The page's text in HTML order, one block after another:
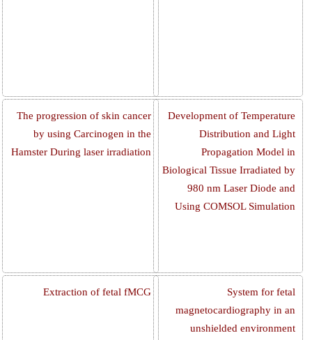
Development of Temperature
Distribution and Light
Propagation Model in
Biological Tissue Irradiated by
980 nm Laser Diode and
Using COMSOL Simulation
System for fetal
magnetocardiography in an
unshielded environment
The progression of skin cancer
by using Carcinogen in the
Hamster During laser irradiation
Extraction of fetal fMCG